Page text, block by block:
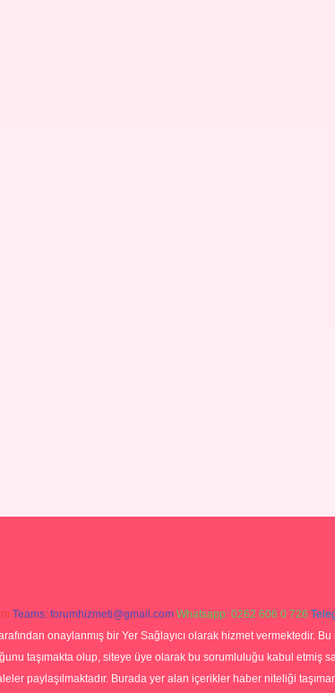
Teams: forumhizmeti@gmail.com Whatsapp: 0262 606 0 726
onaylanmış bir Yer Sağlayıcı olarak hizmet vermektedir.
taşımakta olup, siteye üye olarak bu sorumluluğu kabul etmiş
paylaşılmaktadır. Burada yer alan içerikler haber niteliği